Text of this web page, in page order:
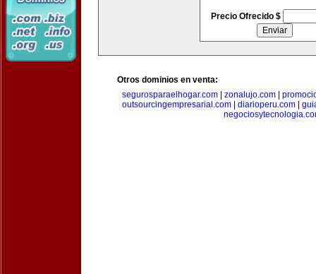
Precio Ofrecido $
Otros dominios en venta:
segurosparaelhogar.com| zonalujo.com|
outsourcingempresarial.com| diarioperu.com|